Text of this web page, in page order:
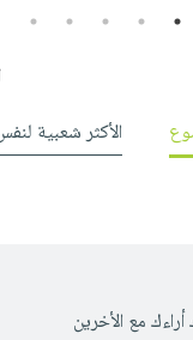
1
2
3
4
5
الأكثر شعبية
مع الأخرين